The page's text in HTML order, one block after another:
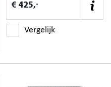
€ 425,-
Vergelijk